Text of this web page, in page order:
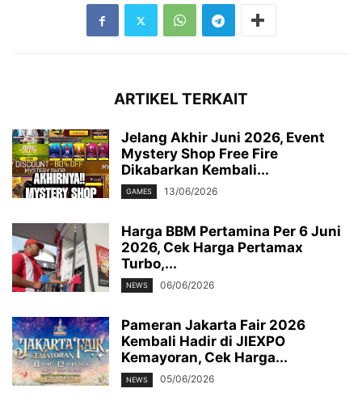
ARTIKEL TERKAIT
Jelang Akhir Juni 2026, Event
Mystery Shop Free Fire
Dikabarkan Kembali...
GAMES 13/06/2026
Harga BBM Pertamina Per 6 Juni
2026, Cek Harga Pertamax
Turbo,...
NEWS 06/06/2026
Pameran Jakarta Fair 2026
Kembali Hadir di JIEXPO
Kemayoran, Cek Harga...
NEWS 05/06/2026